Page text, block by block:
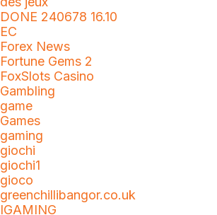
DONE 240678 16.10
EC
Forex News
Fortune Gems 2
FoxSlots Casino
Gambling
game
Games
gaming
giochi
giochi1
gioco
greenchillibangor.co.uk
IGAMING